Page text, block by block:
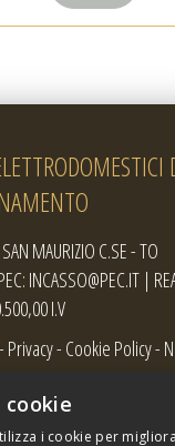
MAURIZIO C.SE - TO
INCASSO@PEC.IT |
I.V
- Privacy- Cookie Policy-
i cookie per